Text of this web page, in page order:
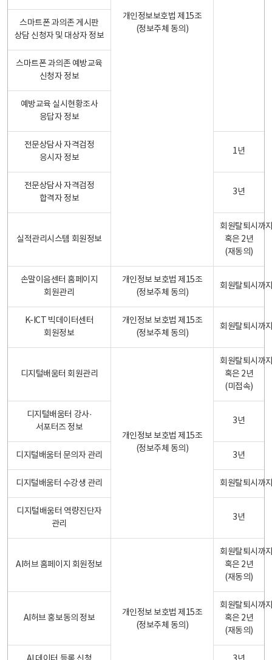
개인정보보호법 제15조
(정보주체 동의)
스마트폰 과의존 게시판
상담 신청자 및 대상자 정보
스마트폰 과의존 예방교육
신청자 정보
예방교육 실시현황조사
응답자 정보
전문상담사 자격검정
응시자 정보
1년
전문상담사 자격검정
합격자 정보
3년
실적관리시스템 회원정보
회원탈퇴시까
혹은 2년
(재동의)
손말이음센터 홈페이지
회원관리
개인정보 보호법 제15조
(정보주체 동의)
회원탈퇴시까
K-ICT 빅데이터센터
회원정보
개인정보 보호법 제15조
(정보주체 동의)
회원탈퇴시까
디지털배움터 회원관리
개인정보 보호법 제15조
(정보주체 동의)
회원탈퇴시까
혹은 2년
(미접속)
디지털배움터 강사·
서포터즈 정보
3년
디지털배움터 문의자 관리 3년
디지털배움터 수강생 관리 회원탈퇴시까
디지털배움터 역량진단자
관리
3년
AI허브 홈페이지 회원정보
개인정보 보호법 제15조
(정보주체 동의)
회원탈퇴시까
혹은 2년
(재동의)
AI허브 홍보동의 정보
회원탈퇴시까
혹은 2년
(재동의)